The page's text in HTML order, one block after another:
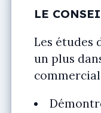
LE
Les études
un plus